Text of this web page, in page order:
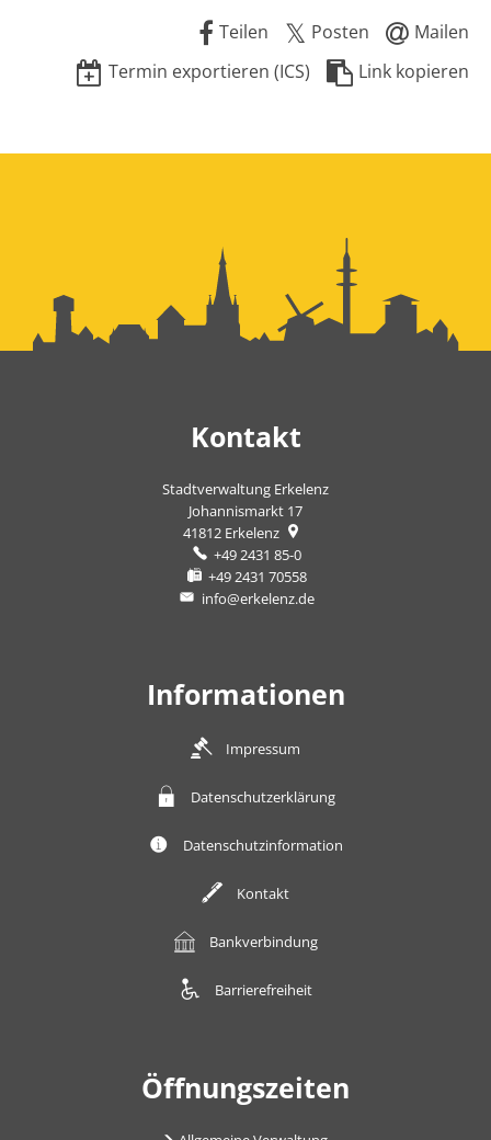
Teilen
Posten
Mailen
Termin exportieren (ICS)
Link kopieren
Kontakt
Stadtverwaltung Erkelenz
Johannismarkt 17
41812 Erkelenz
+49 2431 85-0
+49 2431 70558
info@erkelenz.de
Informationen
Impressum
Datenschutzerklärung
Datenschutzinformation
Kontakt
Bankverbindung
Barrierefreiheit
Öffnungszeiten